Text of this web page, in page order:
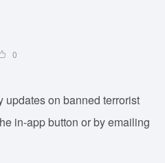
0
on banned terrorist
in-app button or by emailing